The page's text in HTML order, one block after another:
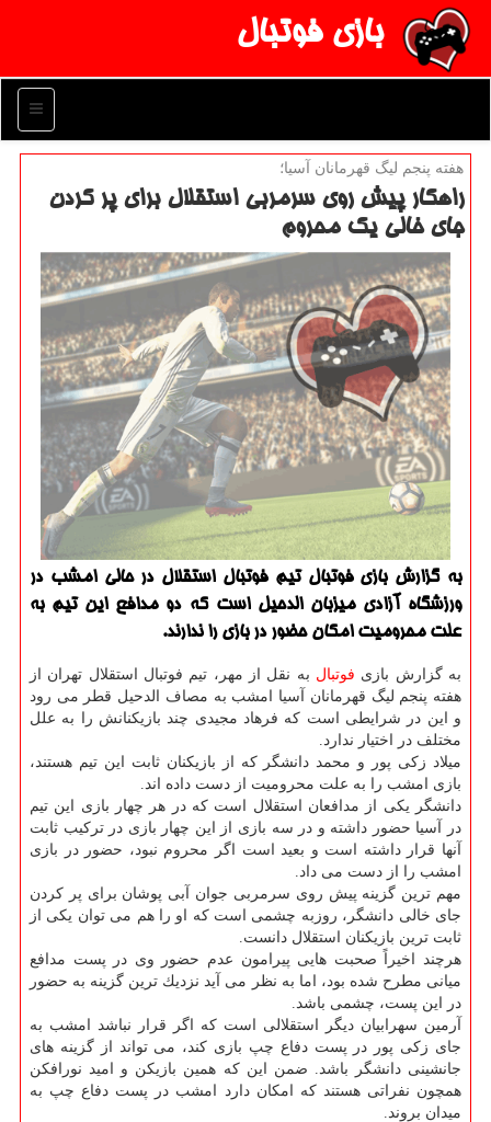
بازی فوتبال
منو
هفته پنجم لیگ قهرمانان آسیا؛
راهكار پیش روی سرمربی استقلال برای پر كردن
جای خالی یك محروم
به گزارش بازی فوتبال تیم فوتبال استقلال در حالی امشب در
ورزشگاه آزادی میزبان الدحیل است كه دو مدافع این تیم به
علت محرومیت امكان حضور در بازی را ندارند.
به گزارش بازی فوتبال به نقل از مهر، تیم فوتبال استقلال تهران از
هفته پنجم لیگ قهرمانان آسیا امشب به مصاف الدحیل قطر می رود
و این در شرایطی است كه فرهاد مجیدی چند بازیكنانش را به علل
مختلف در اختیار ندارد.
میلاد زكی پور و محمد دانشگر كه از بازیكنان ثابت این تیم هستند،
بازی امشب را به علت محرومیت از دست داده اند.
دانشگر یكی از مدافعان استقلال است كه در هر چهار بازی این تیم
در آسیا حضور داشته و در سه بازی از این چهار بازی در تركیب ثابت
آنها قرار داشته است و بعید است اگر محروم نبود، حضور در بازی
امشب را از دست می داد.
مهم ترین گزینه پیش روی سرمربی جوان آبی پوشان برای پر كردن
جای خالی دانشگر، روزبه چشمی است كه او را هم می توان یكی از
ثابت ترین بازیكنان استقلال دانست.
هرچند اخیراً صحبت هایی پیرامون عدم حضور وی در پست مدافع
میانی مطرح شده بود، اما به نظر می آید نزدیك ترین گزینه به حضور
در این پست، چشمی باشد.
آرمین سهرابیان دیگر استقلالی است كه اگر قرار نباشد امشب به
جای زكی پور در پست دفاع چپ بازی كند، می تواند از گزینه های
جانشینی دانشگر باشد. ضمن این كه همین بازیكن و امید نورافكن
همچون نفراتی هستند كه امكان دارد امشب در پست دفاع چپ به
میدان بروند.